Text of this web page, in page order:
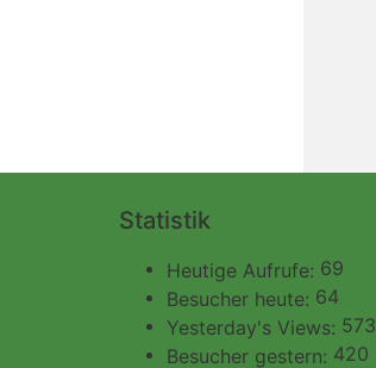
Statistik
Heutige Aufrufe: 69
Besucher heute: 64
Yesterday's Views: 573
Besucher gestern: 420